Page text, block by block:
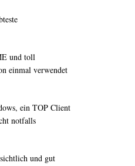
und toll
einmal verwendet
ein TOP Client
notfalls
und gut